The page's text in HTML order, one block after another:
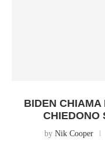
BIDEN CHIAMA
CHIEDONO
by Nik Cooper